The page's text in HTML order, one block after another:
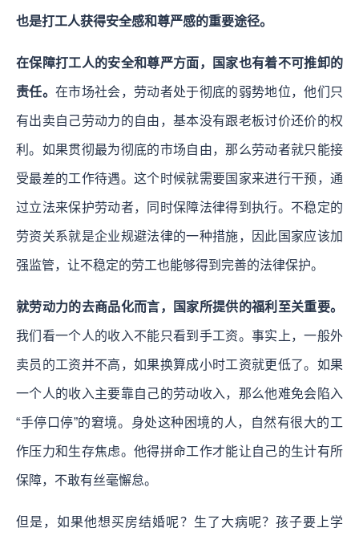
也是打工人获得安全感和尊严感的重要途径。
在保障打工人的安全和尊严方面，国家也有着不可推卸的
责任。 在市场社会，劳动者处于彻底的弱势地位，他们只
有出卖自己劳动力的自由，基本没有跟老板讨价还价的权
利。如果贯彻最为彻底的市场自由，那么劳动者就只能接
受最差的工作待遇。这个时候就需要国家来进行干预，通
过立法来保护劳动者，同时保障法律得到执行。不稳定的
劳资关系就是企业规避法律的一种措施，因此国家应该加
强监管，让不稳定的劳工也能够得到完善的法律保护。
就劳动力的去商品化而言，国家所提供的福利至关重要。
我们看一个人的收入不能只看到手工资。事实上，一般外
卖员的工资并不高，如果换算成小时工资就更低了。如果
一个人的收入主要靠自己的劳动收入，那么他难免会陷入
“手停口停”的窘境。身处这种困境的人，自然有很大的工
作压力和生存焦虑。他得拼命工作才能让自己的生计有所
保障，不敢有丝毫懈怠。
但是，如果他想买房结婚呢？生了大病呢？孩子要上学